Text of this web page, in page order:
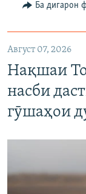
Ба дигарон
Август 07, 2026
Нақшаи
насби
гӯшаҳои